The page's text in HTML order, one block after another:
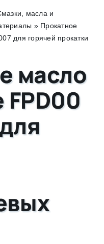
масла и
» Прокатное
для горячей прокатки
масло
FPD00